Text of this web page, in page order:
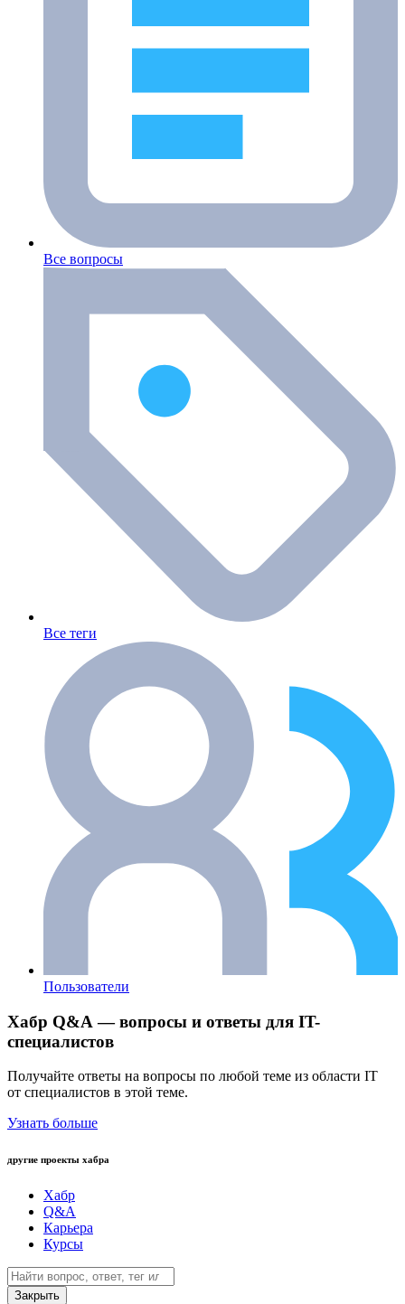
Все вопросы
Все теги
Пользователи
Хабр Q&A — вопросы и ответы для IT-
специалистов
Получайте ответы на вопросы по любой теме из области IT
от специалистов в этой теме.
Узнать больше
другие проекты хабра
Хабр
Q&A
Карьера
Курсы
Закрыть